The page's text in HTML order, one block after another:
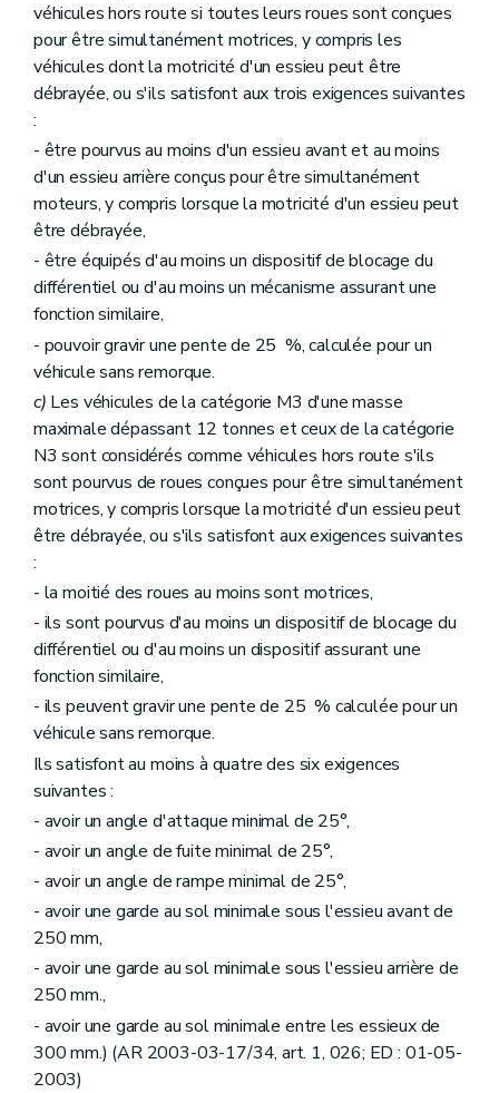
véhicules hors route si toutes leurs roues sont conçues
pour être simultanément motrices, y compris les
véhicules dont la motricité d'un essieu peut être
débrayée, ou s'ils satisfont aux trois exigences suivantes
:
- être pourvus au moins d'un essieu avant et au moins
d'un essieu arrière conçus pour être simultanément
moteurs, y compris lorsque la motricité d'un essieu peut
être débrayée,
- être équipés d'au moins un dispositif de blocage du
différentiel ou d'au moins un mécanisme assurant une
fonction similaire,
- pouvoir gravir une pente de 25 %, calculée pour un
véhicule sans remorque.
c) Les véhicules de la catégorie M3 d'une masse
maximale dépassant 12 tonnes et ceux de la catégorie
N3 sont considérés comme véhicules hors route s'ils
sont pourvus de roues conçues pour être simultanément
motrices, y compris lorsque la motricité d'un essieu peut
être débrayée, ou s'ils satisfont aux exigences suivantes
:
- la moitié des roues au moins sont motrices,
- ils sont pourvus d'au moins un dispositif de blocage du
différentiel ou d'au moins un dispositif assurant une
fonction similaire,
- ils peuvent gravir une pente de 25 % calculée pour un
véhicule sans remorque.
Ils satisfont au moins à quatre des six exigences
suivantes :
- avoir un angle d'attaque minimal de 25°,
- avoir un angle de fuite minimal de 25°,
- avoir un angle de rampe minimal de 25°,
- avoir une garde au sol minimale sous l'essieu avant de
250 mm,
- avoir une garde au sol minimale sous l'essieu arrière de
250 mm.,
- avoir une garde au sol minimale entre les essieux de
300 mm.) (AR 2003-03-17/34, art. 1, 026; ED : 01-05-
2003)